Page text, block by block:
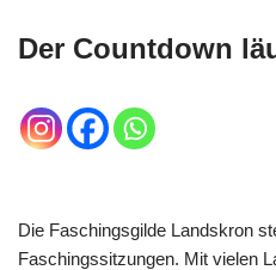
Der Countdown
Die Faschingsgilde Landskron
Faschingssitzungen. Mit vielen